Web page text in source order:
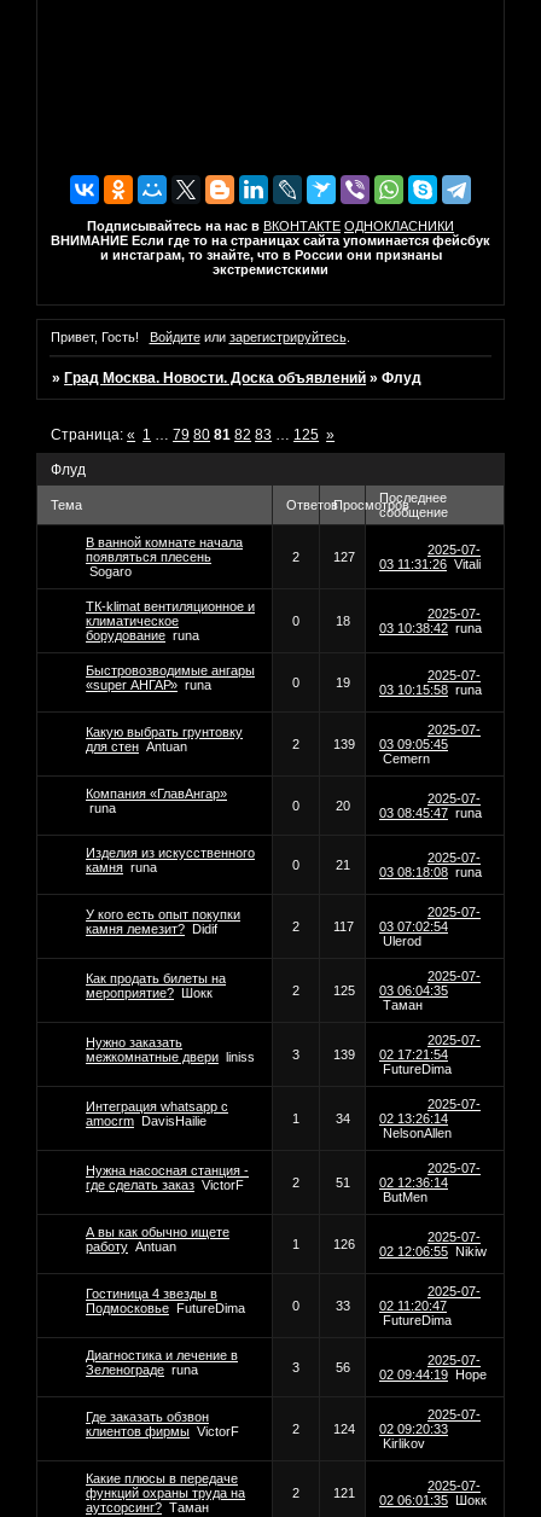
Подписывайтесь на нас в ВКОНТАКТЕ ОДНОКЛАСНИКИ
ВНИМАНИЕ Если где то на страницах сайта упоминается фейсбук
и инстаграм, то знайте, что в России они признаны
экстремистскими
Привет, Гость! Войдитеили зарегистрируйтесь.
» Град Москва. Новости. Доска объявлений »Флуд
Флуд
Страница:« 1 79 80 81 82 83 125 »
Тема ОтветовПросмотровПоследнее
сообщение
В ванной комнате начала
появляться плесень
Sogaro
2 127
2025-07-
03 11:31:26 Vitali
ТК-klimat вентиляционное и
климатическое
борудование runa
0 18
2025-07-
03 10:38:42 runa
Быстровозводимые ангары
«super АНГАР» runa 0 19
2025-07-
03 10:15:58 runa
Какую выбрать грунтовку
для стен Antuan 2 139
2025-07-
03 09:05:45
Cemern
Компания «ГлавАнгар»
runa
0 20
2025-07-
03 08:45:47 runa
Изделия из искусственного
камня runa 0 21
2025-07-
03 08:18:08 runa
У кого есть опыт покупки
камня лемезит? Didif 2 117
2025-07-
03 07:02:54
Ulerod
Как продать билеты на
мероприятие? Шокк 2 125
2025-07-
03 06:04:35
Таман
Нужно заказать
межкомнатные двери liniss 3 139
2025-07-
02 17:21:54
FutureDima
Интеграция whatsapp с
amocrm DavisHailie 1 34
2025-07-
02 13:26:14
NelsonAllen
Нужна насосная станция -
где сделать заказ VictorF 2 51
2025-07-
02 12:36:14
ButMen
А вы как обычно ищете
работу Antuan 1 126
2025-07-
02 12:06:55 Nikiw
Гостиница 4 звезды в
Подмосковье FutureDima 0 33
2025-07-
02 11:20:47
FutureDima
Диагностика и лечение в
Зеленограде runa 3 56
2025-07-
02 09:44:19 Hope
Где заказать обзвон
клиентов фирмы VictorF 2 124
2025-07-
02 09:20:33
Kirlikov
Какие плюсы в передаче
функций охраны труда на
аутсорсинг? Таман
2 121
2025-07-
02 06:01:35 Шокк